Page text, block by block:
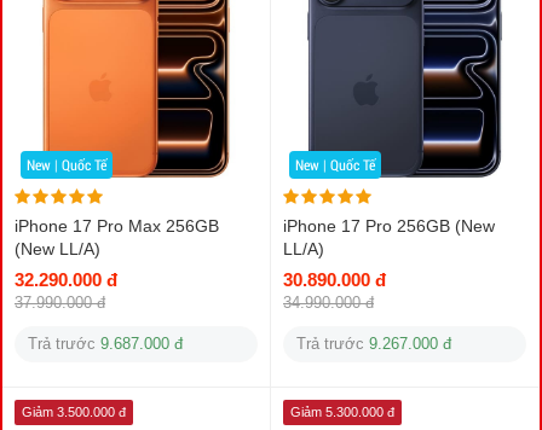
New | Quốc Tế
iPhone 17 Pro Max 256GB
(New LL/A)
32.290.000 đ
37.990.000 đ
Trả trước 9.687.000 đ
New | Quốc Tế
iPhone 17 Pro 256GB (New
LL/A)
30.890.000 đ
34.990.000 đ
Trả trước 9.267.000 đ
Giảm 3.500.000 đ Giảm 5.300.000 đ